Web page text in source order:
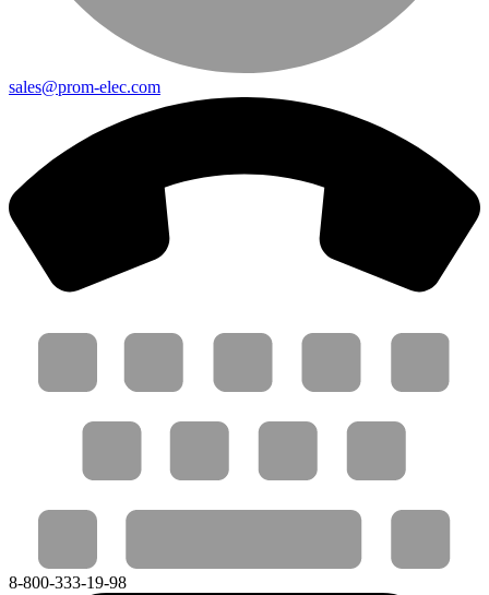
sales@prom-elec.com
8-800-333-19-98